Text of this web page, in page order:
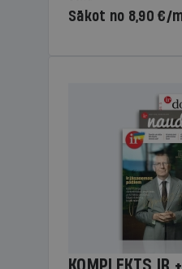
Sākot no 8,90 €/